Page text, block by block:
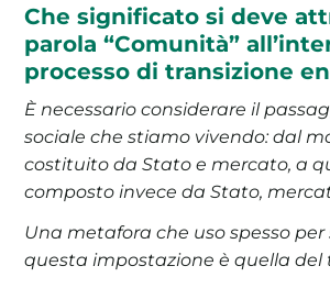
Che significato si deve
parola “Comunità”
processo di transizione
È necessario considerare il
sociale che stiamo vivendo: dal
costituito da Stato e mercato, a
composto invece da Stato,
Una metafora che uso spesso per
questa impostazione è quella del